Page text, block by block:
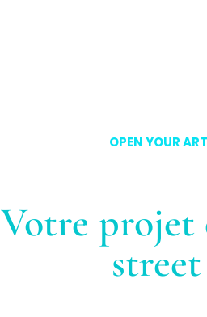
OPEN YOUR
Votre projet